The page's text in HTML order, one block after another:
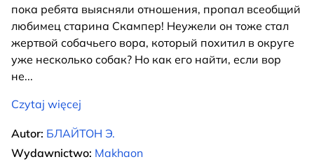
пока ребята выясняли отношения, пропал всеобщий
любимец старина Скампер! Неужели он тоже стал
жертвой собачьего вора, который похитил в округе
уже несколько собак? Но как его найти, если вор
не...
Czytaj więcej
Autor: БЛАЙТОН Э.
Wydawnictwo: Makhaon